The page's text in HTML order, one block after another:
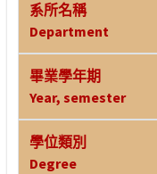
系所名稱
Department
畢業學年期
Year, semester
學位類別
Degree